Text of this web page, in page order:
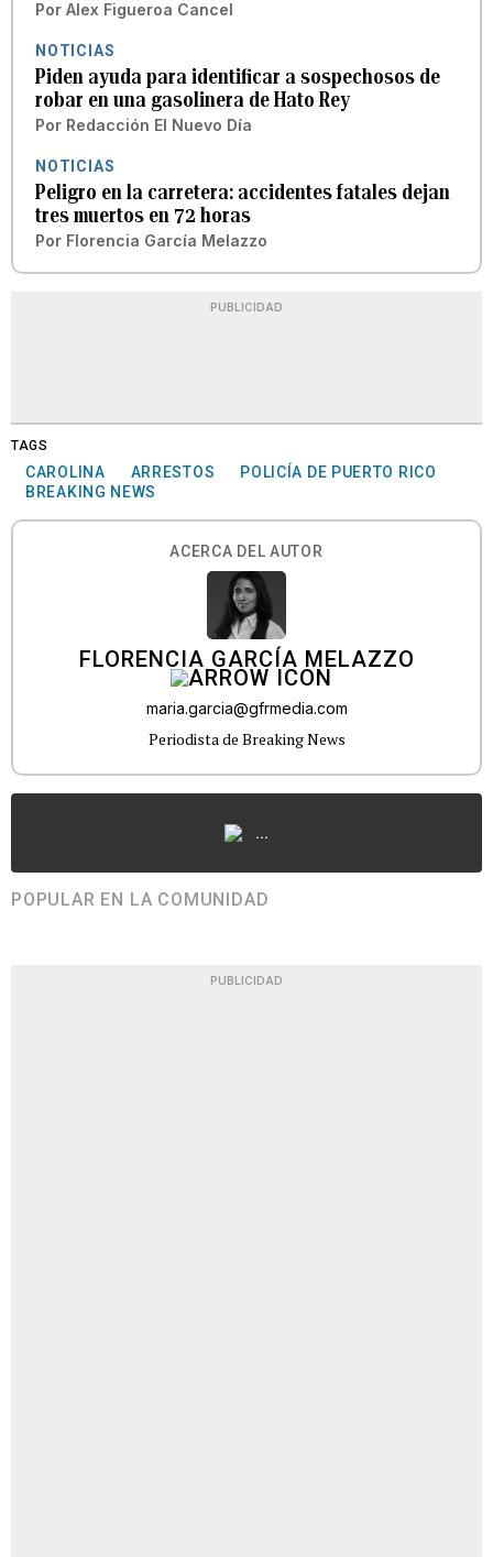
Por Alex Figueroa Cancel
NOTICIAS
Piden ayuda para identificar a sospechosos de
robar en una gasolinera de Hato Rey
Por Redacción El Nuevo Día
NOTICIAS
Peligro en la carretera: accidentes fatales dejan
tres muertos en 72 horas
Por Florencia García Melazzo
PUBLICIDAD
TAGS
CAROLINA ARRESTOS
POLICÍA DE PUERTO RICO
BREAKING NEWS
ACERCA DEL AUTOR
FLORENCIA GARCÍA MELAZZO
maria.garcia@gfrmedia.com
Periodista de Breaking News
...
POPULAR EN LA COMUNIDAD
PUBLICIDAD